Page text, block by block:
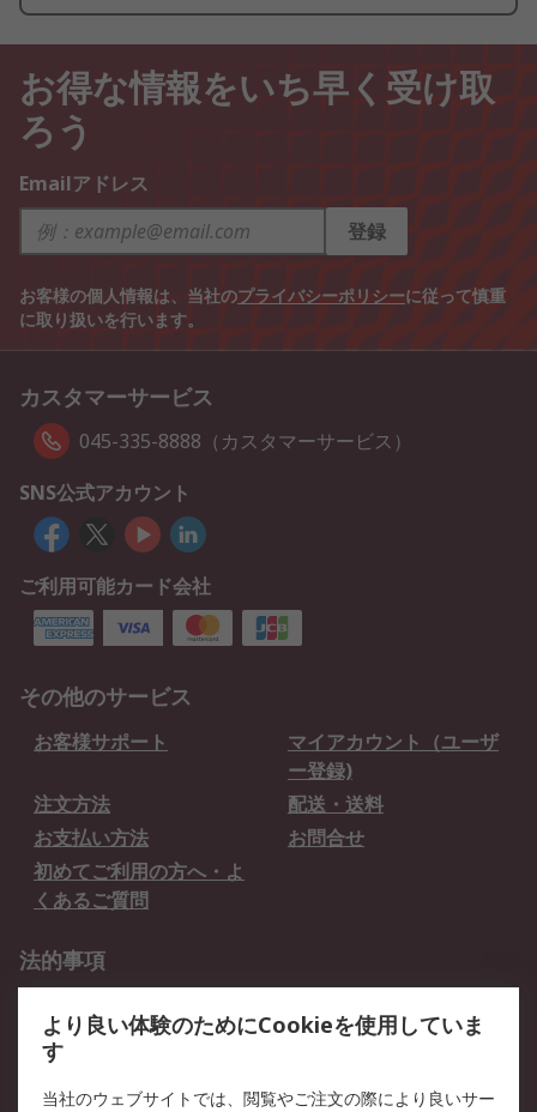
お得な情報をいち早く受け取
ろう
Emailアドレス
登録
お客様の個人情報は、当社のプライバシーポリシーに従って慎重
に取り扱いを行います。
カスタマーサービス
045-335-8888（カスタマーサービス）
SNS公式アカウント
ご利用可能カード会社
その他のサービス
お客様サポート
マイアカウント（ユーザ
ー登録)
注文方法
配送・送料
お支払い方法
お問合せ
初めてご利用の方へ・よ
くあるご質問
法的事項
クッキーポリシー
RSについて
より良い体験のためにCookieを使用していま
す
当社のウェブサイトでは、閲覧やご注文の際により良いサー